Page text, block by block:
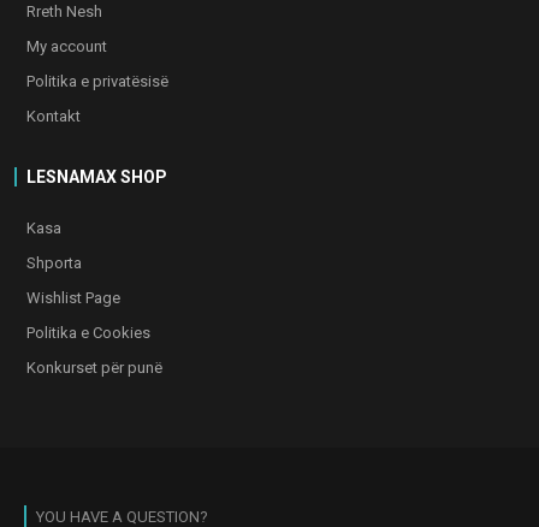
Rreth Nesh
My account
Politika e privatësisë
Kontakt
LESNAMAX SHOP
Kasa
Shporta
Wishlist Page
Politika e Cookies
Konkurset për punë
YOU HAVE A QUESTION?